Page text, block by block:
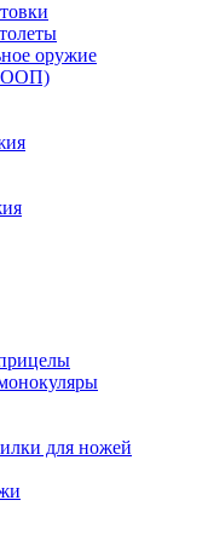
оружие
для ножей